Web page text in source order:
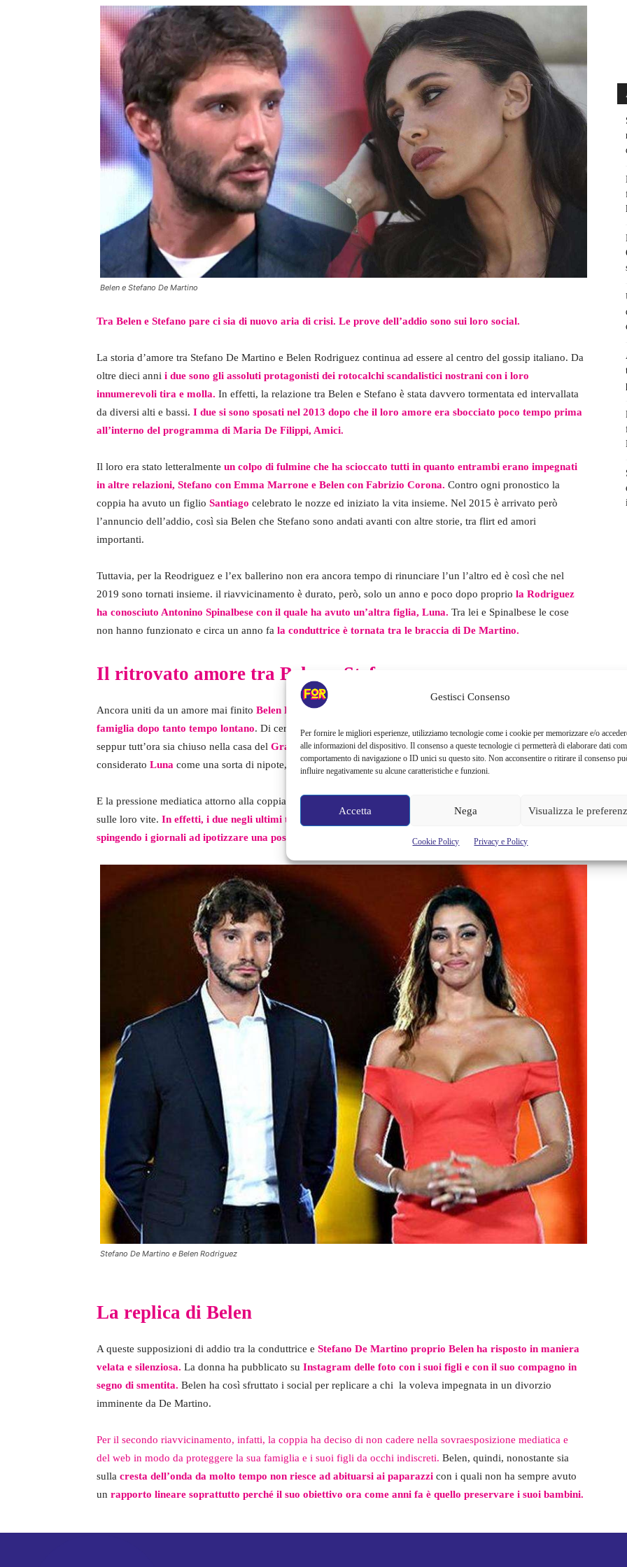
Gestisci Consenso
Per fornire le migliori esperienze, utilizziamo tecnologie come i cookie per memorizzare e/o
alle informazioni del dispositivo. Il consenso a queste tecnologie ci permetterà di elaborare dati
comportamento di navigazione o ID unici su questo sito. Non acconsentire o ritirare il consenso
influire negativamente su alcune caratteristiche e funzioni.
Accetta Nega Visualizza le
Cookie Policy Privacy e Policy
Belen e Stefano De Martino
Tra Belen e Stefano pare ci sia di nuovo aria di crisi. Le prove dell’addio sono sui loro social.
La storia d’amore tra Stefano De Martino e Belen Rodriguez continua ad essere al centro del gossip italiano. Da
oltre dieci anni i due sono gli assoluti protagonisti dei rotocalchi scandalistici nostrani con i loro
innumerevoli tira e molla. In effetti, la relazione tra Belen e Stefano è stata davvero tormentata ed intervallata
da diversi alti e bassi. I due si sono sposati nel 2013 dopo che il loro amore era sbocciato poco tempo prima
all’interno del programma di Maria De Filippi, Amici.
Il loro era stato letteralmente un colpo di fulmine che ha scioccato tutti in quanto entrambi erano impegnati
in altre relazioni, Stefano con Emma Marrone e Belen con Fabrizio Corona. Contro ogni pronostico la
coppia ha avuto un figlio Santiago celebrato le nozze ed iniziato la vita insieme. Nel 2015 è arrivato però
l’annuncio dell’addio, così sia Belen che Stefano sono andati avanti con altre storie, tra flirt ed amori
importanti.
Tuttavia, per la Reodriguez e l’ex ballerino non era ancora tempo di rinunciare l’un l’altro ed è così che nel
2019 sono tornati insieme. il riavvicinamento è durato, però, solo un anno e poco dopo proprio la Rodriguez
ha conosciuto Antonino Spinalbese con il quale ha avuto un’altra figlia, Luna. Tra lei e Spinalbese le cose
non hanno funzionato e circa un anno fa la conduttrice è tornata tra le braccia di De Martino.
Il ritrovato amore tra Belen e Stefano
Ancora uniti da un amore mai finito Belen Rodriguez e Stefano hanno cercato di ricomporre la loro
famiglia dopo tanto tempo lontano. Di certo non è semplice perché ora c’è Luna e l’ombra di Spinalbese,
seppur tutt’ora sia chiuso nella casa del Grande Fratello da molti mesi . Sebbene Stefano abbia sempre
considerato Luna come una sorta di nipote, ritrovare l’equilibrio è stato un processo delicato
E la pressione mediatica attorno alla coppia più discussa dello spettacolo non si ferma e continua a speculare
sulle loro vite. In effetti, i due negli ultimi tempi si sono mostrati insieme sui social in pochissime occasioni
spingendo i giornali ad ipotizzare una possibile rottura, forse questa volta definitiva.
Stefano De Martino e Belen Rodriguez
La replica di Belen
A queste supposizioni di addio tra la conduttrice e Stefano De Martino proprio Belen ha risposto in maniera
velata e silenziosa. La donna ha pubblicato su Instagram delle foto con i suoi figli e con il suo compagno in
segno di smentita. Belen ha così sfruttato i social per replicare a chi la voleva impegnata in un divorzio
imminente da De Martino.
Per il secondo riavvicinamento, infatti, la coppia ha deciso di non cadere nella sovraesposizione mediatica e
del web in modo da proteggere la sua famiglia e i suoi figli da occhi indiscreti. Belen, quindi, nonostante sia
sulla cresta dell’onda da molto tempo non riesce ad abituarsi ai paparazzi con i quali non ha sempre avuto
un rapporto lineare soprattutto perché il suo obiettivo ora come anni fa è quello preservare i suoi bambini.